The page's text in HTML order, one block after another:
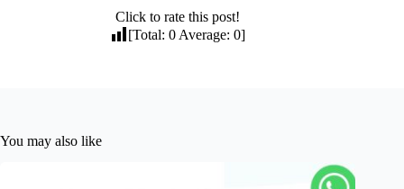
Click to rate this post!
[Total:0 Average:0]
You may also like